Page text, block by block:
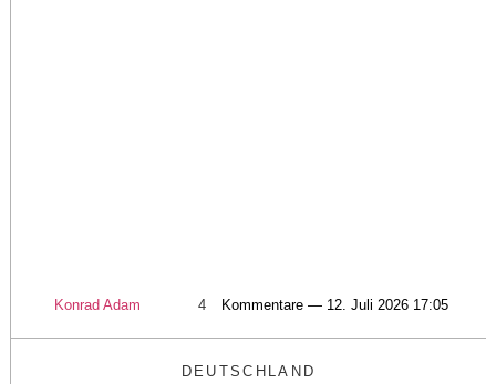
Konrad Adam 4 Kommentare — 12. Juli 2026 17:05
DEUTSCHLAND